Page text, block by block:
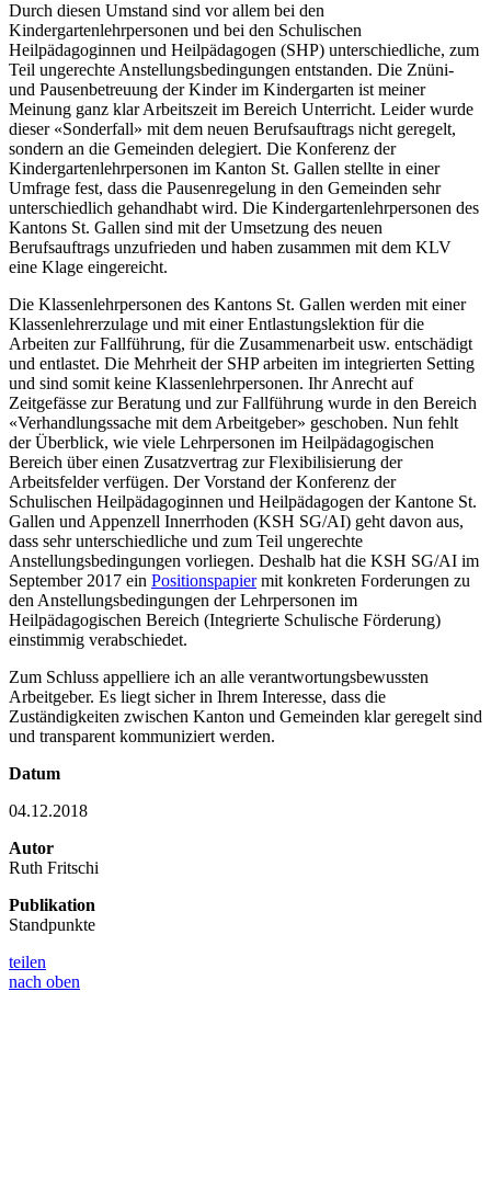
Durch diesen Umstand sind vor allem bei den
Kindergartenlehrpersonen und bei den Schulischen
Heilpädagoginnen und Heilpädagogen (SHP) unterschiedliche, zum
Teil ungerechte Anstellungsbedingungen entstanden. Die Znüni-
und Pausenbetreuung der Kinder im Kindergarten ist meiner
Meinung ganz klar Arbeitszeit im Bereich Unterricht. Leider wurde
dieser «Sonderfall» mit dem neuen Berufsauftrags nicht geregelt,
sondern an die Gemeinden delegiert. Die Konferenz der
Kindergartenlehrpersonen im Kanton St. Gallen stellte in einer
Umfrage fest, dass die Pausenregelung in den Gemeinden sehr
unterschiedlich gehandhabt wird. Die Kindergartenlehrpersonen des
Kantons St. Gallen sind mit der Umsetzung des neuen
Berufsauftrags unzufrieden und haben zusammen mit dem KLV
eine Klage eingereicht.
Die Klassenlehrpersonen des Kantons St. Gallen werden mit einer
Klassenlehrerzulage und mit einer Entlastungslektion für die
Arbeiten zur Fallführung, für die Zusammenarbeit usw. entschädigt
und entlastet. Die Mehrheit der SHP arbeiten im integrierten Setting
und sind somit keine Klassenlehrpersonen. Ihr Anrecht auf
Zeitgefässe zur Beratung und zur Fallführung wurde in den Bereich
«Verhandlungssache mit dem Arbeitgeber» geschoben. Nun fehlt
der Überblick, wie viele Lehrpersonen im Heilpädagogischen
Bereich über einen Zusatzvertrag zur Flexibilisierung der
Arbeitsfelder verfügen. Der Vorstand der Konferenz der
Schulischen Heilpädagoginnen und Heilpädagogen der Kantone St.
Gallen und Appenzell Innerrhoden (KSH SG/AI) geht davon aus,
dass sehr unterschiedliche und zum Teil ungerechte
Anstellungsbedingungen vorliegen. Deshalb hat die KSH SG/AI im
September 2017 ein Positionspapiermit konkreten Forderungen zu
den Anstellungsbedingungen der Lehrpersonen im
Heilpädagogischen Bereich (Integrierte Schulische Förderung)
einstimmig verabschiedet.
Zum Schluss appelliere ich an alle verantwortungsbewussten
Arbeitgeber. Es liegt sicher in Ihrem Interesse, dass die
Zuständigkeiten zwischen Kanton und Gemeinden klar geregelt sind
und transparent kommuniziert werden.
Datum
04.12.2018
Autor
Ruth Fritschi
Publikation
Standpunkte
teilen
nach oben